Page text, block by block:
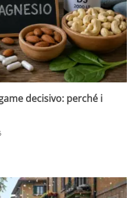
decisivo: perché i